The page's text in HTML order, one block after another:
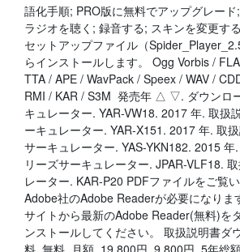
語化手順; PRO版に無料でアップグレー
ラジオを聴く; 録音する; スキンを変更す
セットアップファイル（
らインストールします。 Ogg Vorbis /
TTA / APE / WavPack / Speex / WAV /
RMI / KAR / S3M 発売年 △ ▽. ダウンロ
キュレーター. YAR-VW18. 2017 年. 取扱
ーキュレーター. YAR-X151. 2017 年. 取
サーキュレーター. YAS-YKN182. 2015
リーズサーキュレーター. JPAR-VLF18.
レーター. KAR-P20 PDFファイルをご覧い
Adobe社のAdobe Readerが必要になりま
サイトから最新のAdobe Reader(無料)を
ンストールしてください。 取扱説明書ダ
料, 無料. 月額, 19,800円, 9,800円. 5年総